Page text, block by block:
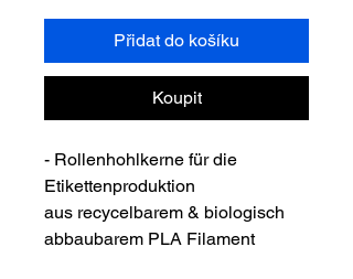
Přidat do košíku
Koupit
- Rollenhohlkerne für die
Etikettenproduktion
aus recycelbarem & biologisch
abbaubarem PLA Filament